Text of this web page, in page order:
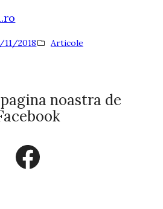
11/2018 Articole
noastra de
Facebook